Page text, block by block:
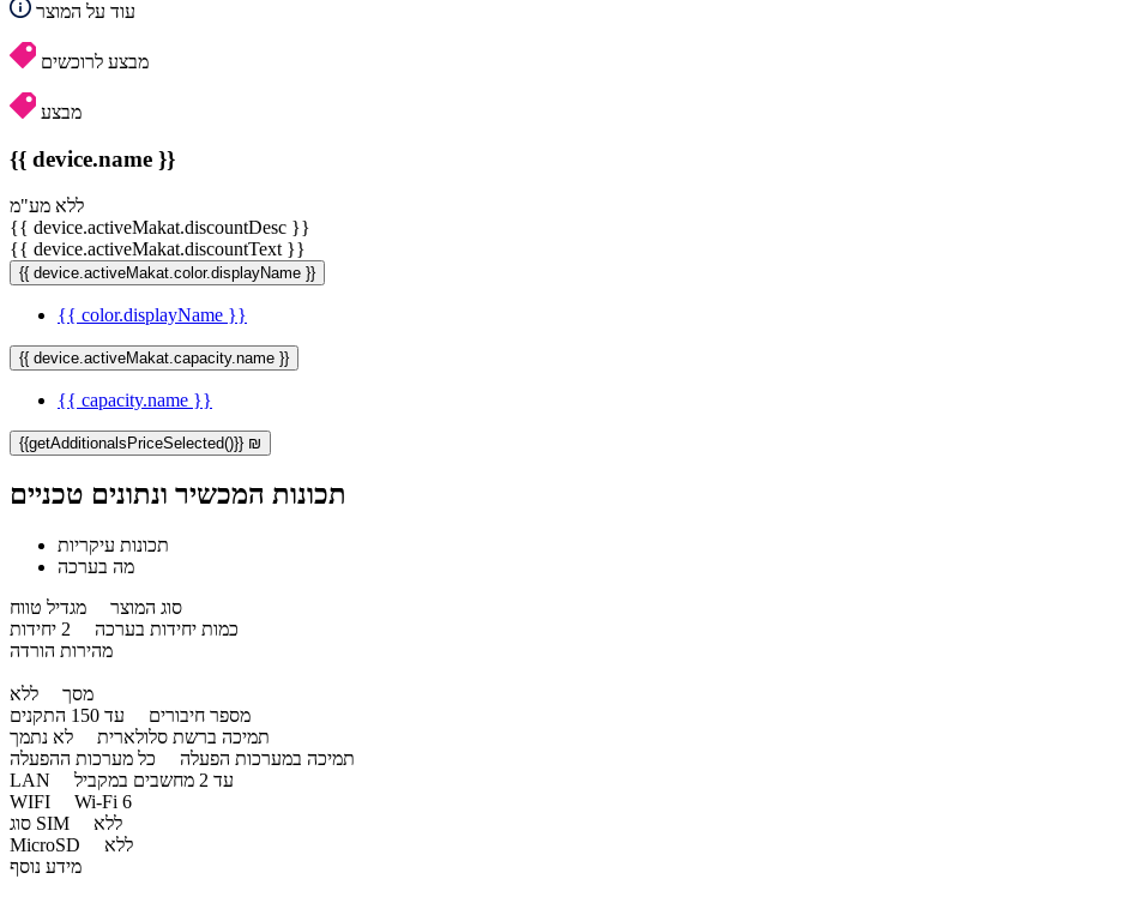
עוד על המוצר
מבצע לרוכשים
מבצע
{{ device.name }}
ללא מע"מ
{{ device.activeMakat.discountDesc }}
{{ device.activeMakat.discountText }}
{{ device.activeMakat.color.displayName }}
{{ color.displayName }}
{{ device.activeMakat.capacity.name }}
{{ capacity.name }}
{{getAdditionalsPriceSelected()}} ₪
תכונות המכשיר ונתונים טכניים
תכונות עיקריות
מה בערכה
סוג המוצר מגדיל טווח
כמות יחידות בערכה
מהירות הורדה
מסך ללא
מספר חיבורים עד 150 התקנים
תמיכה ברשת סלולארית לא נתמך
תמיכה במערכות הפעלה כל מערכות ההפעלה
LAN
עד 2 מחשבים במקביל
WIFI Wi-Fi 6
סוג SIM
ללא
MicroSD
ללא
מידע נוסף